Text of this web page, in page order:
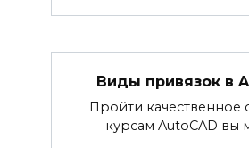
Виды привязок в
Пройти качественное
курсам AutoCAD вы